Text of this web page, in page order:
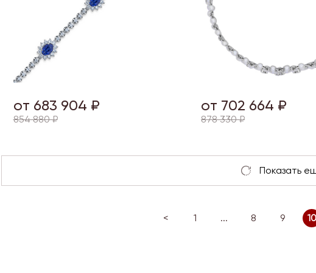
от 683 904 ₽
854 880 ₽
от 702 664 ₽
878 330 ₽
< 1 ... 8 9 10